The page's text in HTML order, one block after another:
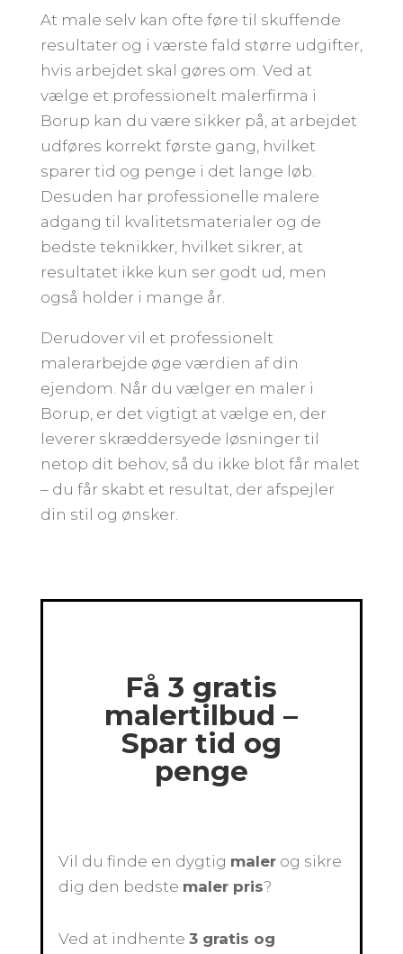
At male selv kan ofte føre til skuffende
resultater og i værste fald større udgifter,
hvis arbejdet skal gøres om. Ved at
vælge et professionelt malerfirma i
Borup kan du være sikker på, at arbejdet
udføres korrekt første gang, hvilket
sparer tid og penge i det lange løb.
Desuden har professionelle malere
adgang til kvalitetsmaterialer og de
bedste teknikker, hvilket sikrer, at
resultatet ikke kun ser godt ud, men
også holder i mange år.
Derudover vil et professionelt
malerarbejde øge værdien af din
ejendom. Når du vælger en maler i
Borup, er det vigtigt at vælge en, der
leverer skræddersyede løsninger til
netop dit behov, så du ikke blot får malet
– du får skabt et resultat, der afspejler
din stil og ønsker.
Få 3 gratis
malertilbud –
Spar tid og
penge
Vil du finde en dygtig maler og sikre
dig den bedste maler pris?
Ved at indhente3 gratis og